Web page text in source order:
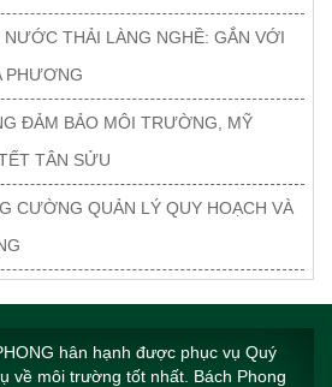
THẢI LÀNG NGHỀ: GẮN VỚI
PHƯƠNG
ĐẢM BẢO MÔI TRƯỜNG, MỸ
TÂN SỬU
CƯỜNG QUẢN LÝ QUY HOẠCH VÀ
hân hạnh được phục vụ Quý
về môi trường tốt nhất. Bách Phong